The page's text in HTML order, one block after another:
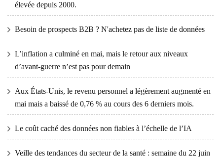
élevée depuis 2000.
Besoin de prospects B2B ? N'achetez pas de liste de données
L’inflation a culminé en mai, mais le retour aux niveaux
d’avant-guerre n’est pas pour demain
Aux États-Unis, le revenu personnel a légèrement augmenté en
mai mais a baissé de 0,76 % au cours des 6 derniers mois.
Le coût caché des données non fiables à l’échelle de l’IA
Veille des tendances du secteur de la santé : semaine du 22 juin